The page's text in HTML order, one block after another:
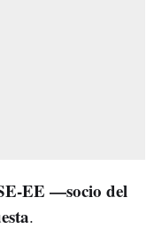
EE —socio del
.